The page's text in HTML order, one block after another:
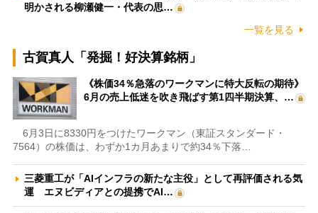
明かされる柳瀬健一・代表の思…
一覧を見る
古賀真人「発掘！好決算銘柄」
《株価34％急落のワークマンに特大反転の期待》
6月の売上低迷を吹き飛ばす第1四半期決算、…
6月3日に8330円をつけたワークマン（東証スタンダード・
7564）の株価は、わずか1カ月あまりで約34％下落…
三菱重工が「AIインフラの新たな主役」として再評価される気
運 エヌビディアとの提携でAI…